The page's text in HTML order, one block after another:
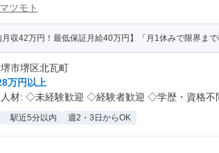
ツモト
月収42万円！最低保証月給40万円】「月1休みで限界ま
市堺区北瓦町
万円以上
材: ◇未経験歓迎 ◇経験者歓迎 ◇学歴・資格不
駅近5分以内 週2・3日からOK